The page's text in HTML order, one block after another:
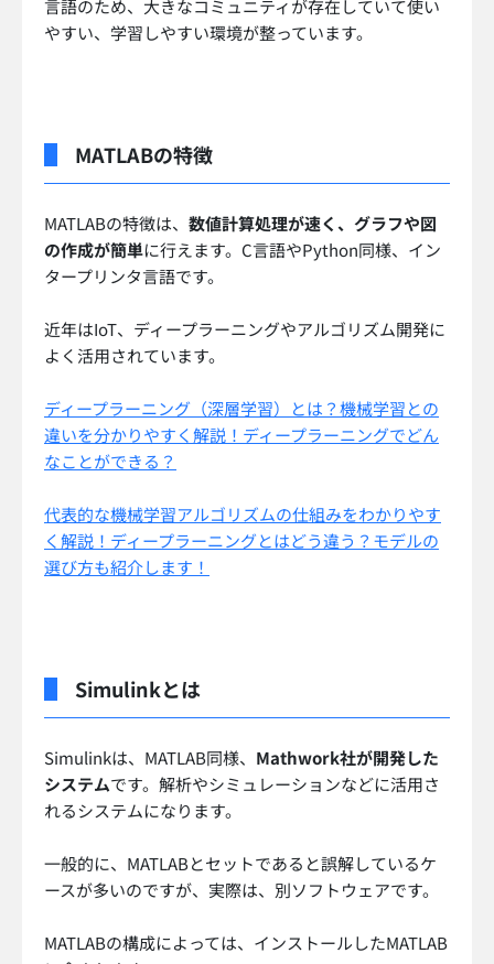
言語のため、大きなコミュニティが存在していて使い
やすい、学習しやすい環境が整っています。
MATLABの特徴
MATLABの特徴は、 数値計算処理が速く、グラフや図
の作成が簡単に行えます。C言語やPython同様、イン
タープリンタ言語です。
近年はIoT、ディープラーニングやアルゴリズム開発に
よく活用されています。
ディープラーニング（深層学習）とは？機械学習との
違いを分かりやすく解説！ディープラーニングでどん
なことができる？
代表的な機械学習アルゴリズムの仕組みをわかりやす
く解説！ディープラーニングとはどう違う？モデルの
選び方も紹介します！
Simulinkとは
Simulinkは、MATLAB同様、 Mathwork社が開発した
システムです。解析やシミュレーションなどに活用さ
れるシステムになります。
一般的に、MATLABとセットであると誤解しているケ
ースが多いのですが、実際は、別ソフトウェアです。
MATLABの構成によっては、インストールしたMATLAB